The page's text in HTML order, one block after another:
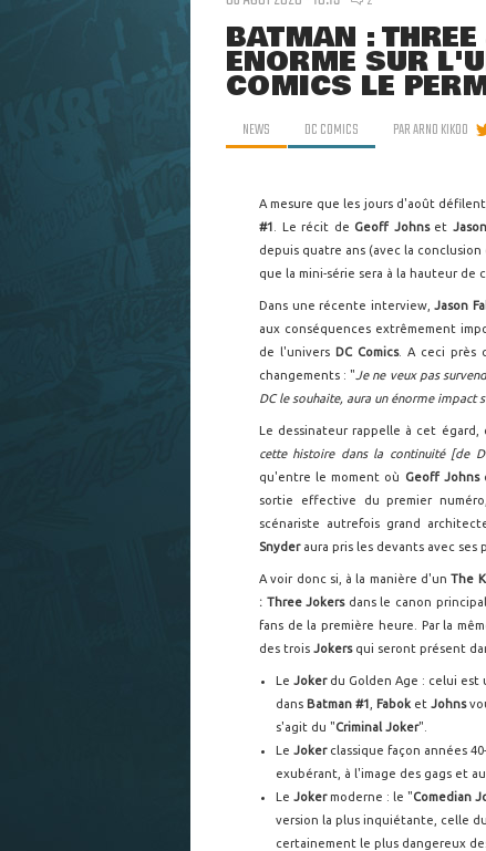
BATMAN :
ÉNORME SUR
COMICS LE
NEWS DC COMICS PARARNO KIKOO
A mesure que les jours d'août
#1 . Le récit de Geoff Johns et
depuis quatre ans (avec la conclusion
que la mini-série sera à la hauteur de
Dans une récente interview,Jason
aux conséquences extrêmement
de l'univers DC Comics. A ceci près
changements : " Je ne veux pas
DC le souhaite, aura un énorme impact
Le dessinateur rappelle à cet
cette histoire dans la continuité [de
qu'entre le moment où Geoff Johns
sortie effective du premier
scénariste autrefois grand
Snyderaura pris les devants avec ses
A voir donc si, à la manière d'unThe
: Three Jokers dans le canon
fans de la première heure. Par la
des trois Jokers qui seront présent
LeJoker du Golden Age : celui
dans Batman #1 Fabok etJohns
s'agit du "Criminal Joker".
LeJoker classique façon années
exubérant, à l'image des gags et
LeJokermoderne : le "Comedian
version la plus inquiétante, celle
certainement le plus dangereux